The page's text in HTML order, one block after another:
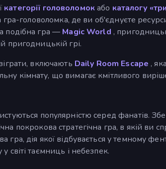
категорії головоломокабо каталогу
гра-головоломка, де ви об'єднуєте
подібна гра — Magic World ,
пригодницькій грі.
включають Daily Room Escape ,
кімнату, що вимагає кмітливого
популярністю серед фанатів.
покрокова стратегічна гра, в якій ви
дія якої відбувається у темному
світі таємниць і небезпек.